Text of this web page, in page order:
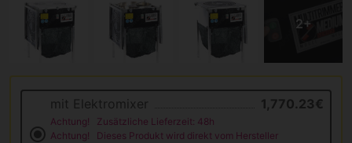
mit Elektromixer 1,770.23€
Achtung!
Zusätzliche Lieferzeit: 48h
Achtung!
Dieses Produkt wird direkt vom Hersteller